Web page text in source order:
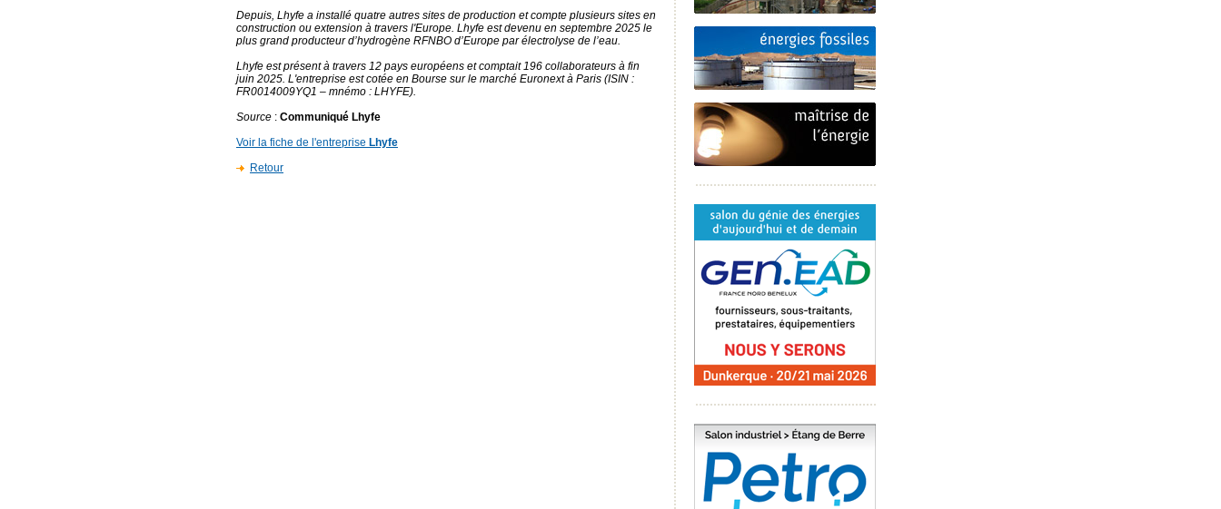
Depuis, Lhyfe a installé quatre autres sites de production et compte plusieurs sites en
construction ou extension à travers l'Europe. Lhyfe est devenu en septembre 2025 le
plus grand producteur d’hydrogène RFNBO d’Europe par électrolyse de l’eau.
Lhyfe est présent à travers 12 pays européens et comptait 196 collaborateurs à fin
juin 2025. L'entreprise est cotée en Bourse sur le marché Euronext à Paris (ISIN :
FR0014009YQ1 – mnémo : LHYFE).
Source : Communiqué Lhyfe
Voir la fiche de l'entreprise Lhyfe
Retour